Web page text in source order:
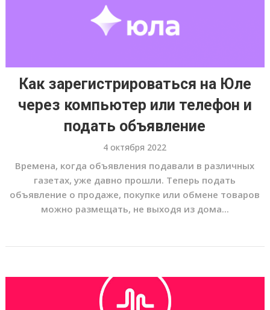
Как зарегистрироваться на Юле
через компьютер или телефон и
подать объявление
4 октября 2022
Времена, когда объявления подавали в различных
газетах, уже давно прошли. Теперь подать
объявление о продаже, покупке или обмене товаров
можно размещать, не выходя из дома...